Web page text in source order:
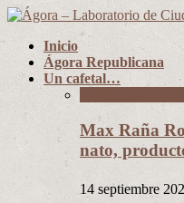
Inicio
Ágora Republicana
Un cafetal…
Max Raña
nato,
14 septiembre